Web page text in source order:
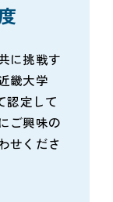
に挑戦す
畿大学
認定して
ご興味の
せくださ